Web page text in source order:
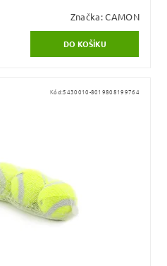
Značka:CAMON
Kód:5430010-8019808199764